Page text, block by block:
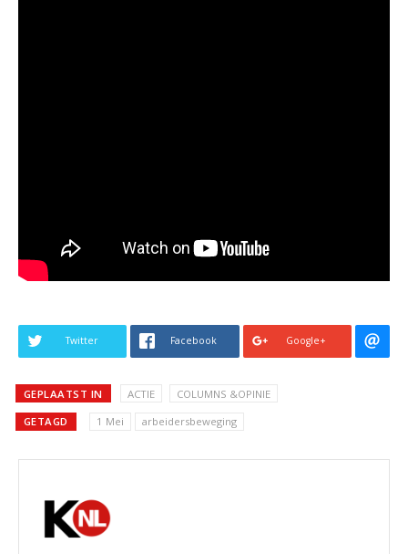
Twitter Facebook Google+
GEPLAATST IN ACTIE COLUMNS &OPINIE
GETAGD 1 Mei arbeidersbeweging